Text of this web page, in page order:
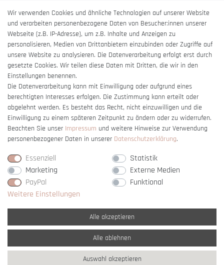
AGB
Impressum
Barrierefreiheitserklärung
Vertrag widerrufen
* Alle Preise verstehen sich inkl. gesetzl. MwSt. undzzgl. Versandkosten
** Nur innerhalb Deutschlands© copyright 2007-2026 Schmuck Krone / Alle
Wir verwenden Cookies und ähnliche Technologien auf unserer Website
und verarbeiten personenbezogene Daten von Besucher:innen unserer
Webseite (z.B. IP-Adresse), um z.B. Inhalte und Anzeigen zu
personalisieren, Medien von Drittanbietern einzubinden oder Zugriffe auf
unsere Website zu analysieren. Die Datenverarbeitung erfolgt erst durch
gesetzte Cookies. Wir teilen diese Daten mit Dritten, die wir in den
Einstellungen benennen.
Die Datenverarbeitung kann mit Einwilligung oder aufgrund eines
berechtigten Interesses erfolgen. Die Zustimmung kann erteilt oder
abgelehnt werden. Es besteht das Recht, nicht einzuwilligen und die
Einwilligung zu einem späteren Zeitpunkt zu ändern oder zu widerrufen.
Beachten Sie unser Impressum und weitere Hinweise zur Verwendung
personenbezogener Daten in unserer Daten­schutz­erklärung.
Essenziell
Statistik
Marketing
Externe Medien
PayPal
Funktional
Weitere Einstellungen
Alle akzeptieren
Alle ablehnen
Auswahl akzeptieren